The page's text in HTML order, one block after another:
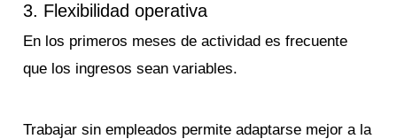
3. Flexibilidad operativa
En los primeros meses de actividad es frecuente
que los ingresos sean variables.
Trabajar sin empleados permite adaptarse mejor a la